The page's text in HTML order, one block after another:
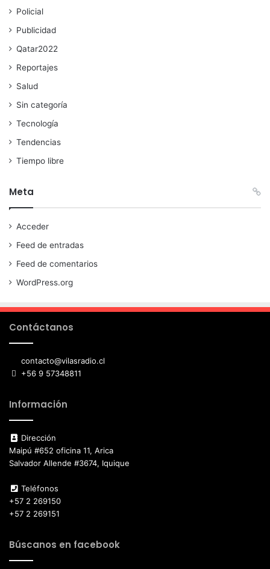
Policial
Publicidad
Qatar2022
Reportajes
Salud
Sin categoría
Tecnología
Tendencias
Tiempo libre
Meta
Acceder
Feed de entradas
Feed de comentarios
WordPress.org
Contáctanos
contacto@vilasradio.cl
+56 9 57348811
Información
Dirección
Maipú #652 oficina 11, Arica
Salvador Allende #3674, Iquique
Teléfonos
+57 2 269150
+57 2 269151
Búscanos en facebook